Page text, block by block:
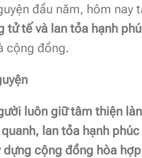
đầu năm, hôm nay
tử tế và lan tỏa hạnh
cộng đồng.
luôn giữ tâm thiện
lan tỏa hạnh
cộng đồng hòa